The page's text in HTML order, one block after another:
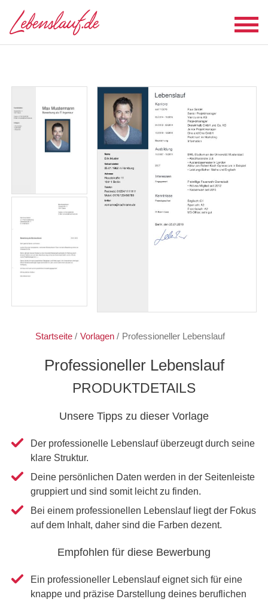
Startseite / Vorlagen / Professioneller Lebenslauf
Professioneller Lebenslauf
PRODUKTDETAILS
Unsere Tipps zu dieser Vorlage
Der professionelle Lebenslauf überzeugt durch seine
klare Struktur.
Deine persönlichen Daten werden in der Seitenleiste
gruppiert und sind somit leicht zu finden.
Bei einem professionellen Lebenslauf liegt der Fokus
auf dem Inhalt, daher sind die Farben dezent.
Empfohlen für diese Bewerbung
Ein professioneller Lebenslauf eignet sich für eine
knappe und präzise Darstellung deines beruflichen